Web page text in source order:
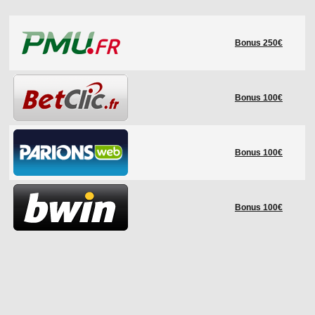
LES STADES
HISTORIQUE
COUPE DES CONFÉDÉRATIONS
Bonus 250€
Bonus 100€
Bonus 100€
Bonus 100€